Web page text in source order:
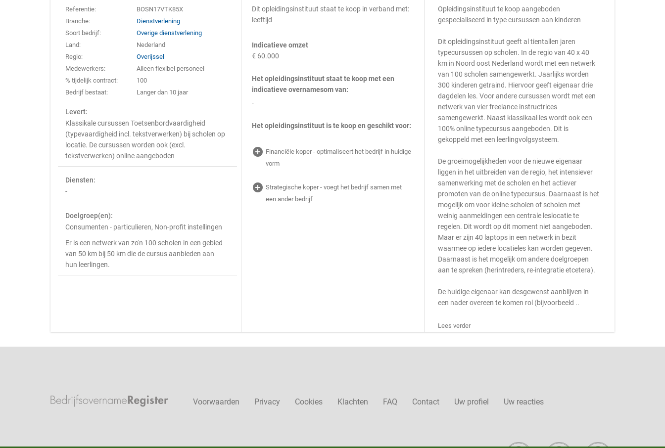
Referentie:
BOSN17VTK85X
Branche:
Dienstverlening
Soort bedrijf:
Overige dienstverlening
Land:
Nederland
Regio:
Overijssel
Medewerkers:
Alleen flexibel personeel
% tijdelijk contract:
100
Bedrijf bestaat:
Langer dan 10 jaar
Levert:
Klassikale cursussen Toetsenbordvaardigheid
(typevaardigheid incl. tekstverwerken) bij scholen op
locatie. De cursussen worden ook (excl.
tekstverwerken) online aangeboden
Diensten:
-
Doelgroep(en):
Consumenten - particulieren, Non-profit instellingen
Er is een netwerk van zo'n 100 scholen in een gebied
van 50 km bij 50 km die de cursus aanbieden aan
hun leerlingen.
Dit opleidingsinstituut staat te koop in verband met:
leeftijd
Indicatieve omzet
€ 60.000
Het opleidingsinstituut staat te koop met een
indicatieve overnamesom van:
-
Het opleidingsinstituut is te koop en geschikt voor:
add_circle Financiële koper - optimaliseert het bedrijf in huidige
vorm
add_circle Strategische koper - voegt het bedrijf samen met
een ander bedrijf
Opleidingsinstituut te koop aangeboden
gespecialiseerd in type cursussen aan kinderen
Dit opleidingsinstituut geeft al tientallen jaren
typecursussen op scholen. In de regio van 40 x 40
km in Noord oost Nederland wordt met een netwerk
van 100 scholen samengewerkt. Jaarlijks worden
300 kinderen getraind. Hiervoor geeft eigenaar drie
dagdelen les. Voor andere cursussen wordt met een
netwerk van vier freelance instructrices
samengewerkt. Naast klassikaal les wordt ook een
100% online typecursus aangeboden. Dit is
gekoppeld met een leerlingvolgsysteem.
De groeimogelijkheden voor de nieuwe eigenaar
liggen in het uitbreiden van de regio, het intensiever
samenwerking met de scholen en het actiever
promoten van de online typecursus. Daarnaast is het
mogelijk om voor kleine scholen of scholen met
weinig aanmeldingen een centrale leslocatie te
regelen. Dit wordt op dit moment niet aangeboden.
Maar er zijn 40 laptops in een netwerk in bezit
waarmee op iedere locatieles kan worden gegeven.
Daarnaast is het mogelijk om andere doelgroepen
aan te spreken (herintreders, re-integratie etcetera).
De huidige eigenaar kan desgewenst aanblijven in
een nader overeen te komen rol (bijvoorbeeld ..
Lees verder
Voorwaarden Privacy Cookies Klachten FAQ Contact Uw profiel Uw reacties